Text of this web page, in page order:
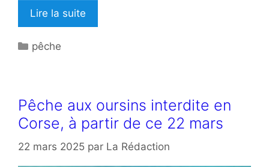
Lire la suite
Catégories
pêche
Pêche aux oursins interdite en
Corse, à partir de ce 22 mars
22 mars 2025 par La Rédaction